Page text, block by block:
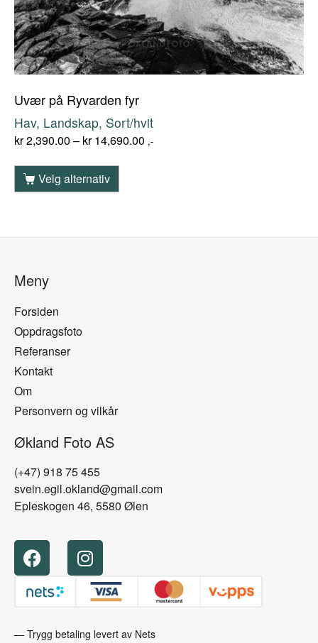
Uvær på Ryvarden fyr
Hav, Landskap, Sort/hvit
kr2,390.00 – kr14,690.00 ,-
Velg alternativ
Meny
Forsiden
Oppdragsfoto
Referanser
Kontakt
Om
Personvern og vilkår
Økland Foto AS
(+47) 918 75 455
svein.egil.okland@gmail.com
Epleskogen 46, 5580 Ølen
— Trygg betaling levert av Nets